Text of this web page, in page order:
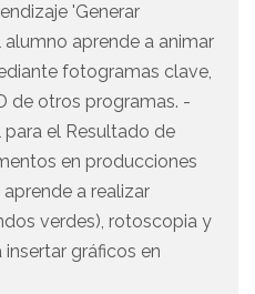
'Generar
alumno aprende a animar
fotogramas clave,
de otros programas. -
el Resultado de
en producciones
a realizar
verdes), rotoscopia y
gráficos en